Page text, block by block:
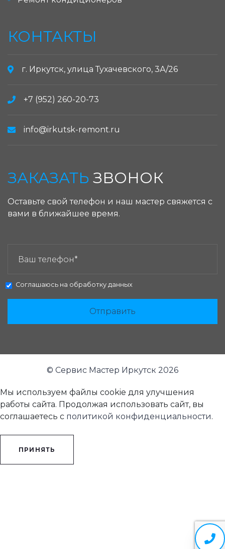
КОНТАКТЫ
г. Иркутск, улица Тухачевского, 3А/26
+7 (952) 260-20-73
info@irkutsk-remont.ru
ЗАКАЗАТЬ ЗВОНОК
Оставьте свой телефон и наш мастер свяжется с
вами в ближайшее время.
Соглашаюсь на обработку данных
Отправить
© Сервис Мастер Иркутск 2026
Мы используем файлы cookie для улучшения
работы сайта. Продолжая использовать сайт, вы
соглашаетесь с политикой конфиденциальности.
ПРИНЯТЬ